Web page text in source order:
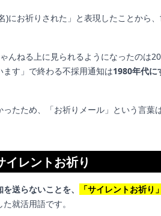
)にお祈りされた」と表現したことから
んねる上に見られるようになったのは
す」で終わる不採用通知は1980年代に
たため、「お祈りメール」という言葉
レントお祈り
送らないことを、 「サイレントお祈り」
就活用語です。